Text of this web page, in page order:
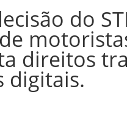
do
direitos
digitais.